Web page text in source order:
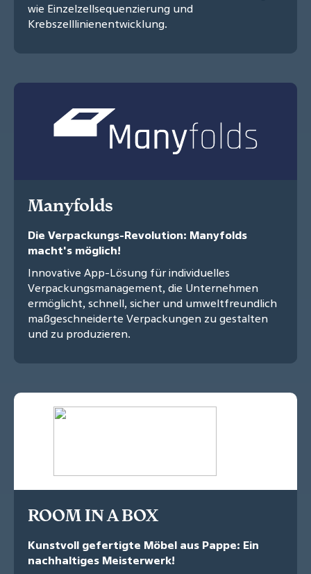
wie Einzelzellsequenzierung und
Krebszelllinienentwicklung.
Manyfolds
Die Verpackungs-Revolution: Manyfolds
macht's möglich!
Innovative App-Lösung für individuelles
Verpackungsmanagement, die Unternehmen
ermöglicht, schnell, sicher und umweltfreundlich
maßgeschneiderte Verpackungen zu gestalten
und zu produzieren.
ROOM IN A BOX
Kunstvoll gefertigte Möbel aus Pappe: Ein
nachhaltiges Meisterwerk!